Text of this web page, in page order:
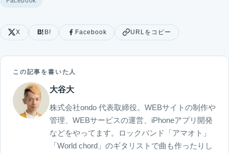
X B! Facebook URLをコピー
この記事を書いた人
大谷大
株式会社ondo 代表取締役。WEBサイトの制作や
管理、WEBサービスの運営、iPhoneアプリ開発
などをやってます。ロックバンド「アマオト」
「World chord」のギタリストで曲も作ったりし